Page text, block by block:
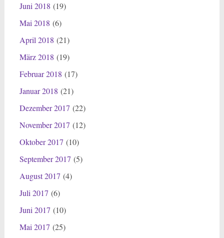
Juni 2018 (19)
Mai 2018 (6)
April 2018 (21)
März 2018 (19)
Februar 2018 (17)
Januar 2018 (21)
Dezember 2017 (22)
November 2017 (12)
Oktober 2017 (10)
September 2017 (5)
August 2017 (4)
Juli 2017 (6)
Juni 2017 (10)
Mai 2017 (25)